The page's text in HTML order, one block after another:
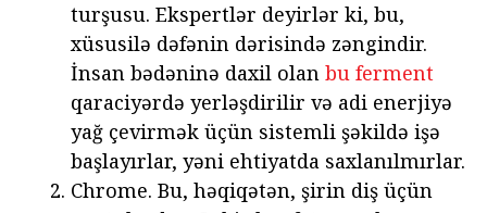
turşusu. Ekspertlər deyirlər ki, bu,
xüsusilə dəfənin dərisində zəngindir.
İnsan bədəninə daxil olan bu ferment
qaraciyərdə yerləşdirilir və adi enerjiyə
yağ çevirmək üçün sistemli şəkildə işə
başlayırlar, yəni ehtiyatda saxlanılmırlar.
Chrome. Bu, həqiqətən, şirin diş üçün